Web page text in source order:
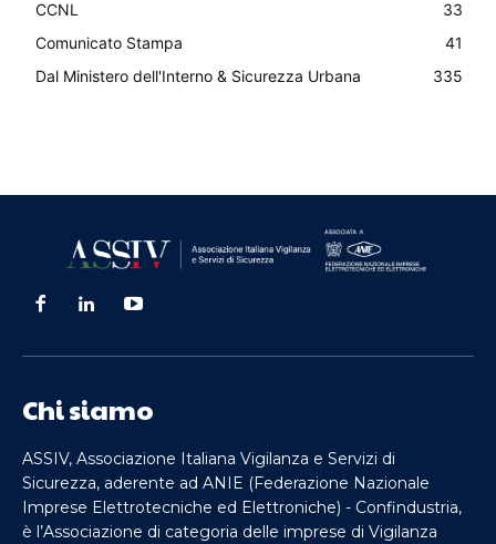
CCNL
33
Comunicato Stampa
41
Dal Ministero dell'Interno & Sicurezza Urbana
335
Chi siamo
ASSIV, Associazione Italiana Vigilanza e Servizi di
Sicurezza, aderente ad ANIE (Federazione Nazionale
Imprese Elettrotecniche ed Elettroniche) - Confindustria,
è l’Associazione di categoria delle imprese di Vigilanza